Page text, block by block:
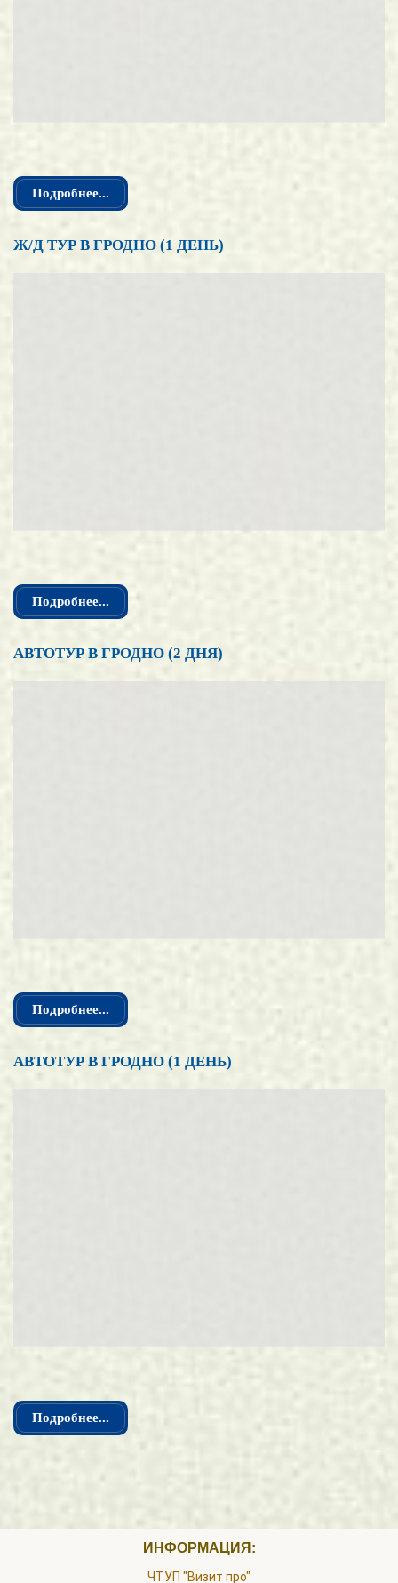
Подробнее...
Ж/Д ТУР В ГРОДНО (1 ДЕНЬ)
Подробнее...
АВТОТУР В ГРОДНО (2 ДНЯ)
Подробнее...
АВТОТУР В ГРОДНО (1 ДЕНЬ)
Подробнее...
ИНФОРМАЦИЯ:
ЧТУП "Визит про"